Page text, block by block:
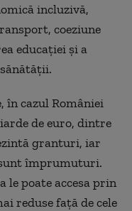
incluzivă,
coeziune
educației și a
în cazul României
de euro, dintre
granturi, iar
împrumuturi.
le poate accesa prin
reduse față de cele